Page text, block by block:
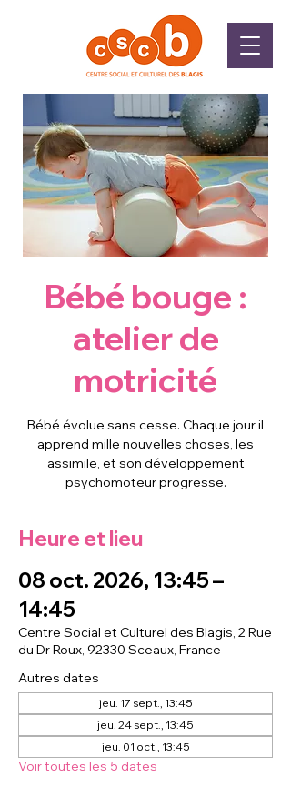
Bébé bouge :
atelier de
motricité
Bébé évolue sans cesse. Chaque jour il
apprend mille nouvelles choses, les
assimile, et son développement
psychomoteur progresse.
Heure et lieu
08 oct. 2026, 13:45 –
14:45
Centre Social et Culturel des Blagis, 2 Rue
du Dr Roux, 92330 Sceaux, France
Autres dates
jeu. 17 sept., 13:45
jeu. 24 sept., 13:45
jeu. 01 oct., 13:45
Voir toutes les 5 dates